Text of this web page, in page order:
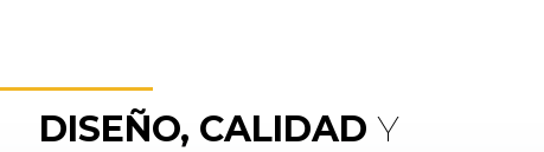
DISEÑO, CALIDAD Y